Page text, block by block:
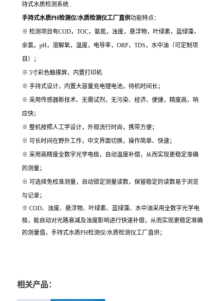
持式水质检测系统 .
手持式水质PH检测仪/水质检测仪工厂直供功能特点：
※ 检测项目有COD， TOC，氨氮，浊度，悬浮物，叶绿素，蓝绿藻，
余氯， pH，溶解氧，温度，电导率， ORP， TDS ，水中油（可定制项
目）；
※ 5寸彩色触摸屏，内置打印机
※ 手持式设计，内置大容量充电锂电池，待机时间长；
※ 采用传感器新技术、无需试剂，无污染、经济、便捷，精度高，响
应快；
※ 整机按照人工学设计，外观流行时尚，携带方便；
※ 可长时间在野外工作，中文界面切换，操作简单、快速；
※ 采用高精度全数字光学电极，自动温度补偿，从而实现更稳定准确
的测量；
※ 可选择免校准测量，自动锁定测量读数，保留稳定的读数易于浏览
与记录；
※ COD、浊度、悬浮物、叶绿素、蓝绿藻、水中油采用全数字光学电
极，能自动对光路衰减及浊度影响进行快速补偿，从而实现更稳定准确
的测量值，手持式水质PH检测仪/水质检测仪工厂直供；
相关产品：